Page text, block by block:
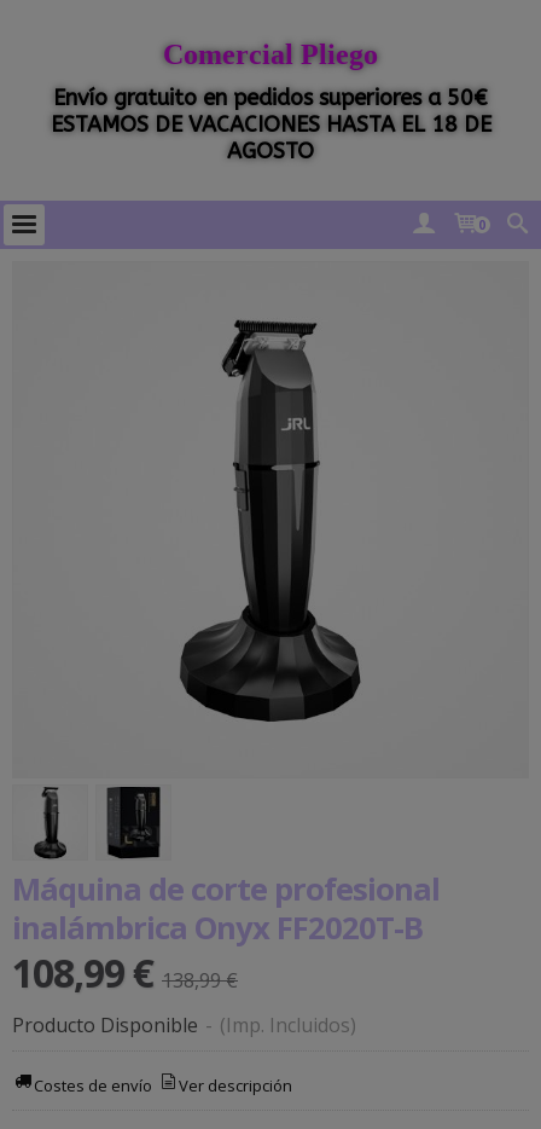
Comercial Pliego
Envío gratuito en pedidos superiores a 50€
ESTAMOS DE VACACIONES HASTA EL 18 DE
AGOSTO
0
Máquina de corte profesional
inalámbrica Onyx FF2020T-B
108,99 € 138,99 €
Producto Disponible - (Imp. Incluidos)
Costes de envío Ver descripción